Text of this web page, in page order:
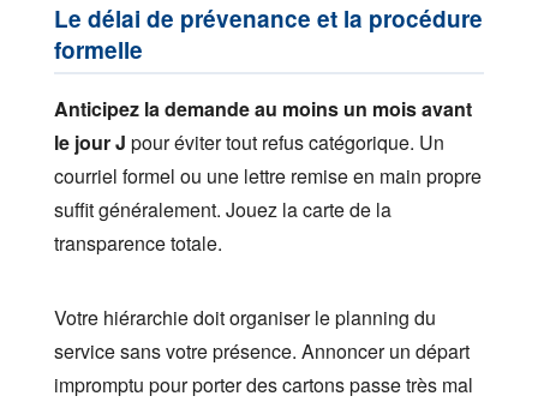
Le délai de prévenance et la procédure
formelle
Anticipez la demande au moins un mois avant
le jour J pour éviter tout refus catégorique. Un
courriel formel ou une lettre remise en main propre
suffit généralement. Jouez la carte de la
transparence totale.
Votre hiérarchie doit organiser le planning du
service sans votre présence. Annoncer un départ
impromptu pour porter des cartons passe très mal